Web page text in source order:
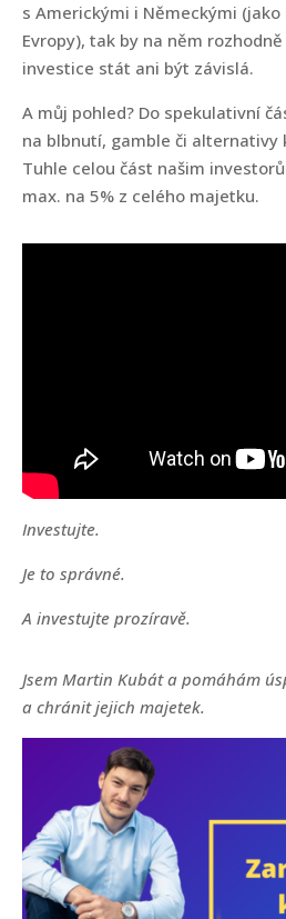
s Americkými i Německými
Evropy), tak by na něm
investice stát ani být závislá.
A můj pohled? Do spekulativní
na blbnutí, gamble či alternativy
Tuhle celou část našim
max. na 5% z celého majetku.
Investujte.
Je to správné.
A investujte prozíravě.
Jsem Martin Kubát a pomáhám
a chránit jejich majetek.